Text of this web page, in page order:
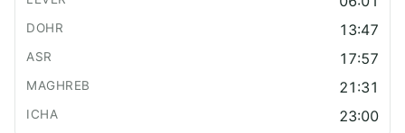
13:47
17:57
21:31
23:00